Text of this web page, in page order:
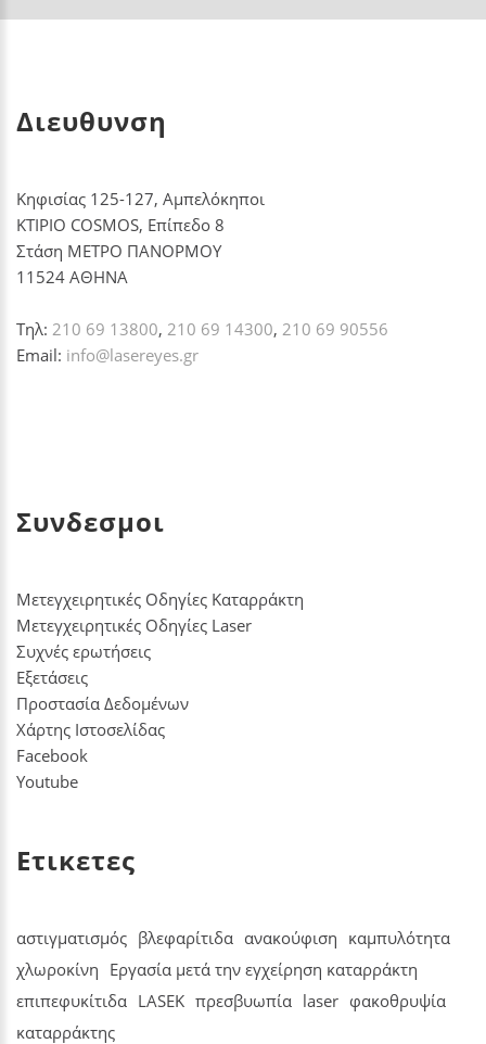
Διευθυνση
Κηφισίας 125-127, Αμπελόκηποι
ΚΤΙΡΙΟ COSMOS, Επίπεδο 8
Στάση ΜΕΤΡΟ ΠΑΝΟΡΜΟΥ
11524 ΑΘΗΝΑ
Τηλ: 210 69 13800, 210 69 14300, 210 69 90556
Email: info@lasereyes.gr
Συνδεσμοι
Μετεγχειρητικές Οδηγίες Καταρράκτη
Μετεγχειρητικές Οδηγίες Laser
Συχνές ερωτήσεις
Εξετάσεις
Προστασία Δεδομένων
Χάρτης Ιστοσελίδας
Facebook
Youtube
Ετικετες
αστιγματισμός βλεφαρίτιδα ανακούφιση καμπυλότητα
χλωροκίνη Εργασία μετά την εγχείρηση καταρράκτη
επιπεφυκίτιδα LASEK πρεσβυωπία laser φακοθρυψία
καταρράκτης